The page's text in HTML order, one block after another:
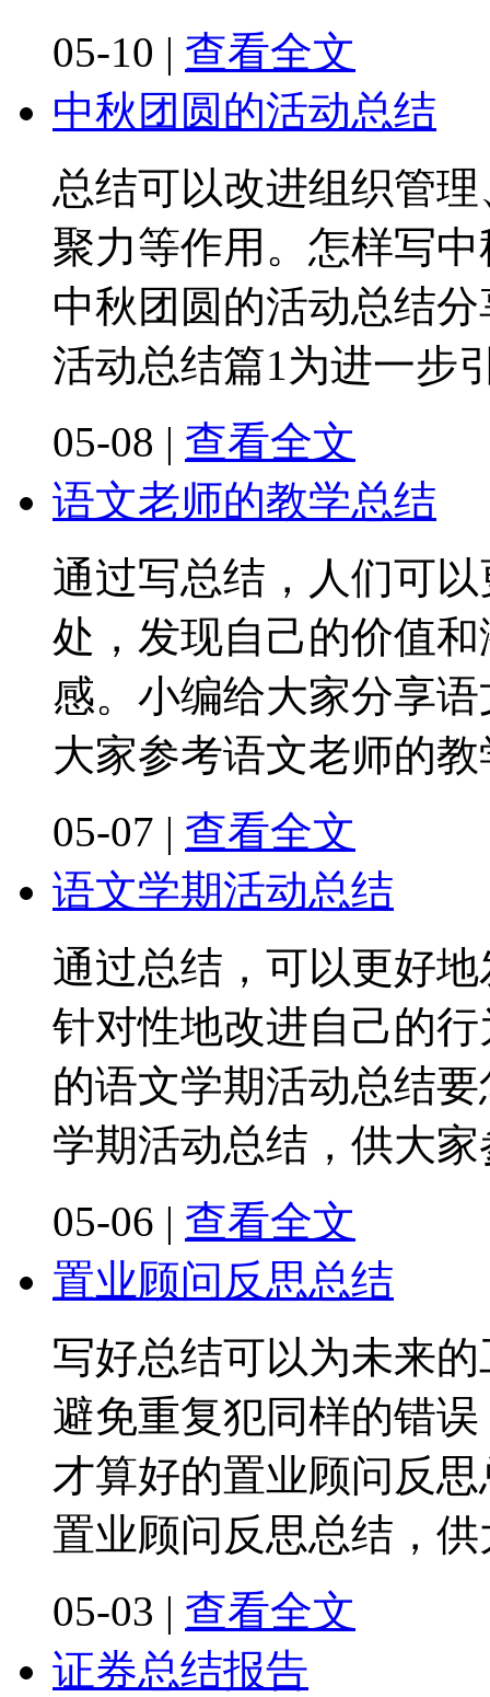
05-10 | 查看全文
中秋团圆的活动总结
总结可以改进组织管
聚力等作用。怎样写
中秋团圆的活动总结
活动总结篇1为进一步
05-08 | 查看全文
语文老师的教学总结
通过写总结，人们可
处，发现自己的价值
感。小编给大家分享
大家参考语文老师的
05-07 | 查看全文
语文学期活动总结
通过总结，可以更好
针对性地改进自己的
的语文学期活动总结
学期活动总结，供大
05-06 | 查看全文
置业顾问反思总结
写好总结可以为未来
避免重复犯同样的错
才算好的置业顾问反
置业顾问反思总结，
05-03 | 查看全文
证券总结报告